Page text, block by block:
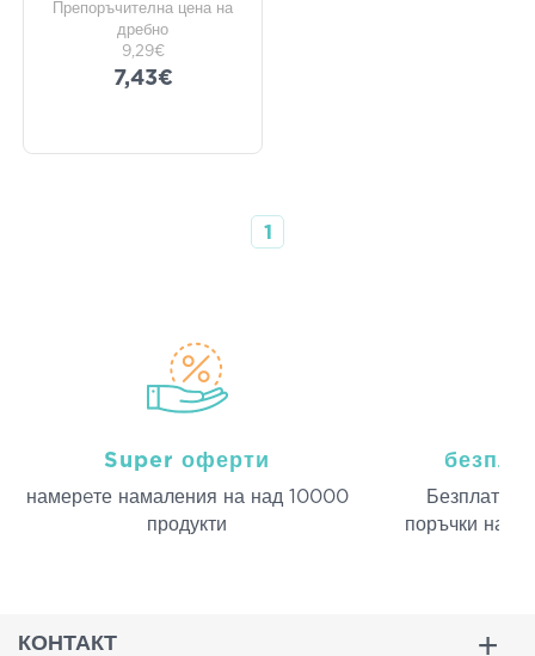
Препоръчителна цена на
дребно
9,29€
7,43€
1
Super оферти
намерeте намаления на над 10000
продукти
Безплатна
поръчки над
КОНТАКТ